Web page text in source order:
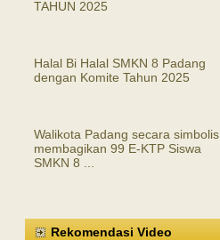
TAHUN 2025
Halal Bi Halal SMKN 8 Padang
dengan Komite Tahun 2025
Walikota Padang secara simbolis
membagikan 99 E-KTP Siswa
SMKN 8 ...
Rekomendasi Video